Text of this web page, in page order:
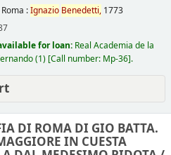
Roma :Ignazio Benedetti, 1773
for loan: Real Academia de la
(1) Call number: Mp-36 .
DI ROMA DI GIO BATTA.
IN CUESTA